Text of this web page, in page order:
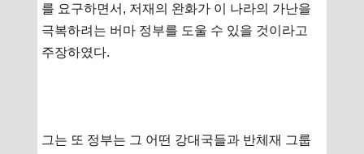
를 요구하면서, 저재의 완화가 이 나라의 가난을
극복하려는 버마 정부를 도울 수 있을 것이라고
주장하였다.
그는 또 정부는 그 어떤 강대국들과 반체재 그룹